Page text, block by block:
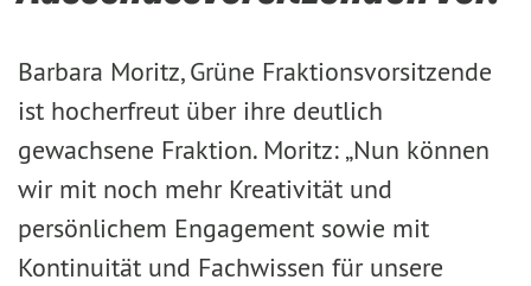
Barbara Moritz, Grüne Fraktionsvorsitzende
ist hocherfreut über ihre deutlich
gewachsene Fraktion. Moritz: „Nun können
wir mit noch mehr Kreativität und
persönlichem Engagement sowie mit
Kontinuität und Fachwissen für unsere